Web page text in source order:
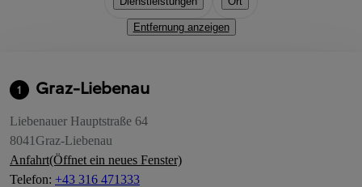
Entfernung anzeigen
1 Graz-Liebenau
Liebenauer Hauptstraße 64
8041Graz-Liebenau
Anfahrt(Öffnet ein neues Fenster)
Telefon: +43 316 471333